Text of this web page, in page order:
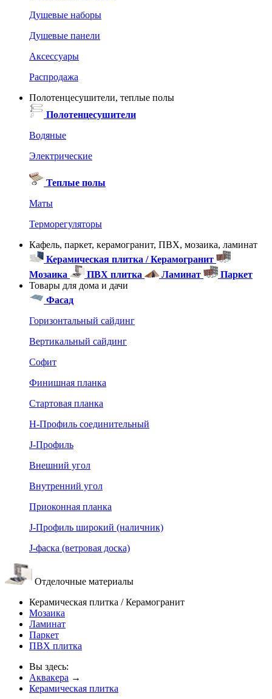
Душевые наборы
Душевые панели
Аксессуары
Распродажа
Полотенцесушители, теплые полы
Полотенцесушители
Водяные
Электрические
Теплые полы
Маты
Терморегуляторы
Кафель, паркет, керамогранит, ПВХ, мозаика, ламинат
Керамическая плитка / Керамогранит
Мозаика
ПВХ плитка Ламинат
Паркет
Товары для дома и дачи
Фасад
Горизонтальный сайдинг
Вертикальный сайдинг
Софит
Финишная планка
Стартовая планка
Н-Профиль соединительный
J-Профиль
Внешний угол
Внутренний угол
Приоконная планка
J-Профиль широкий (наличник)
J-фаска (ветровая доска)
Отделочные материалы
Керамическая плитка / Керамогранит
Мозаика
Ламинат
Паркет
ПВХ плитка
Вы здесь:
Аквакера →
Керамическая плитка